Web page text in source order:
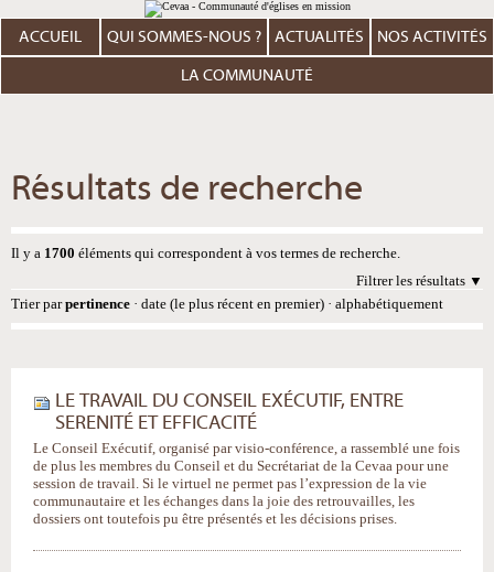
au
contenu.
Aller
personnels
ACCUEIL QUI SOMMES-NOUS ? ACTUALITÉS NOS ACTIVITÉS
LA COMMUNAUTÉ
Résultats de recherche
Il y a 1700 éléments qui correspondent à vos termes de recherche.
Filtrer les résultats
Trier par pertinence · date (le plus récent en premier) · alphabétiquement
LE TRAVAIL DU CONSEIL EXÉCUTIF, ENTRE
SERENITÉ ET EFFICACITÉ
Le Conseil Exécutif, organisé par visio-conférence, a rassemblé une fois
de plus les membres du Conseil et du Secrétariat de la Cevaa pour une
session de travail. Si le virtuel ne permet pas l’expression de la vie
communautaire et les échanges dans la joie des retrouvailles, les
dossiers ont toutefois pu être présentés et les décisions prises.